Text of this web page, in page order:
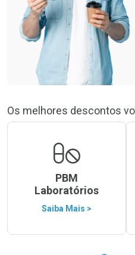
Os melhores descontos
PBM
Laboratórios
Saiba Mais >